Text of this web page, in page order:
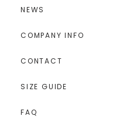
NEWS
COMPANY INFO
CONTACT
SIZE GUIDE
FAQ